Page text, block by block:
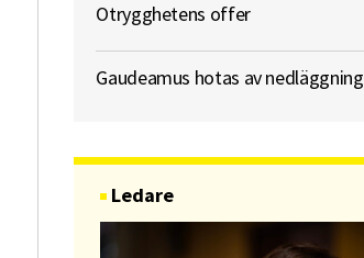
Otrygghetens offer
Gaudeamus hotas av nedläggning
Ledare